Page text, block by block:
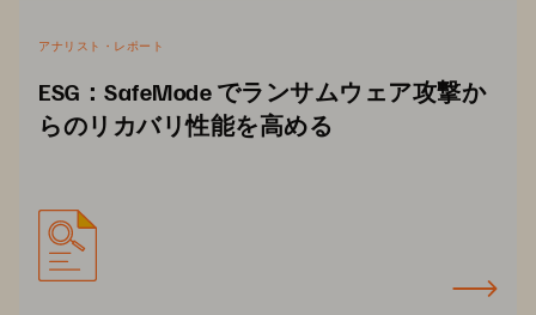
アナリスト・レポート
ESG：SafeMode でランサムウェア攻撃か
らのリカバリ性能を高める